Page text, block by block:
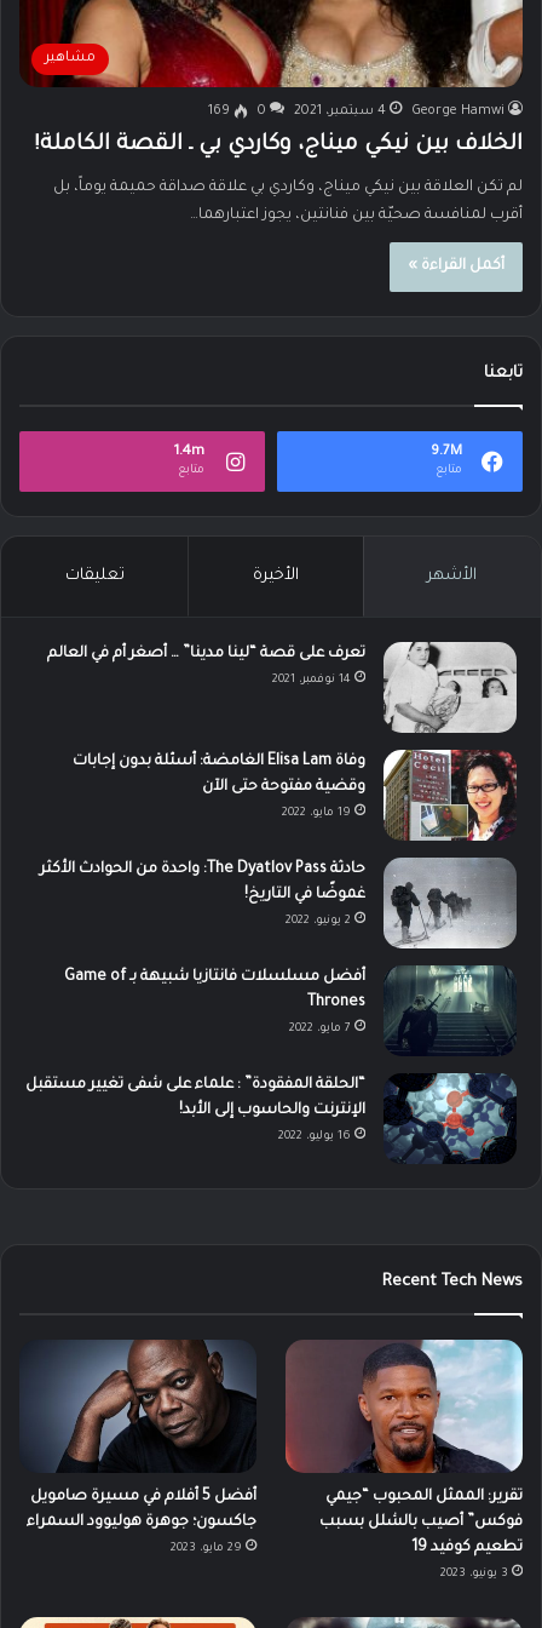
مشاهير
George Hamwi 4 سبتمبر، 2021 0
169
الخلاف بين نيكي ميناج، وكاردي بي ـ القصة الكاملة!
لم تكن العلاقة بين نيكي ميناج، وكاردي بي علاقة صداقة حميمة يوماً، بل
أقرب لمنافسة صحيّة بين فنانتين، يجوز اعتبارهما…
أكمل القراءة »
تابعنا
9.7M
متابع
1.4m
متابع
الأشهر الأخيرة تعليقات
تعرف على قصة “لينا مدينا” … أصغر أم في العالم
14 نوفمبر، 2021
وفاة Elisa Lam الغامضة: أسئلة بدون إجابات
وقضية مفتوحة حتى الآن
19 مايو، 2022
حادثة The Dyatlov Pass: واحدة من الحوادث الأكثر
غموضًا في التاريخ!
2 يونيو، 2022
أفضل مسلسلات فانتازيا شبيهة بـ Game of
Thrones
7 مايو، 2022
“الحلقة المفقودة” : علماء على شفى تغيير مستقبل
الإنترنت والحاسوب إلى الأبد!
16 يوليو، 2022
Recent Tech News
تقرير: الممثل المحبوب “جيمي
فوكس” أصيب بالشلل بسبب
تطعيم كوفيد 19
3 يونيو، 2023
أفضل 5 أفلام في مسيرة صامويل
جاكسون؛ جوهرة هوليوود السمراء
29 مايو، 2023